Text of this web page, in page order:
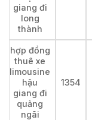
giang đi
long
thành
hợp đồng
thuê xe
limousine
hậu
giang đi
quảng
ngãi
1354